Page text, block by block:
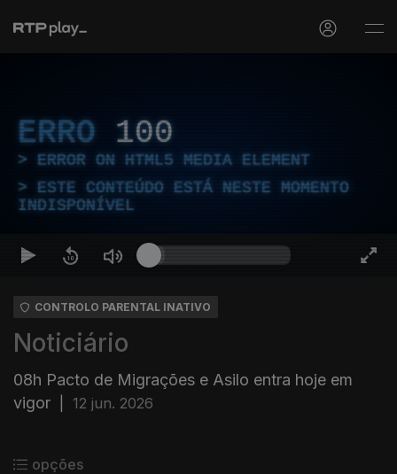
ERRO 100
ERROR ON HTML5 MEDIA ELEMENT
ESTE CONTEÚDO ESTÁ NESTE MOMENTO
INDISPONÍVEL
CONTROLO PARENTAL INATIVO
Noticiário
08h Pacto de Migrações e Asilo entra hoje em
vigor
12 jun. 2026
opções